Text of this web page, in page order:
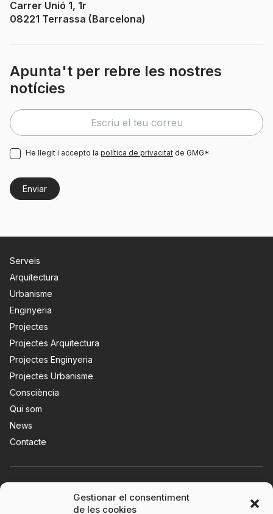
Gestionar el consentiment
de les cookies
Carrer Unió 1, 1r
08221 Terrassa (Barcelona)
Apunta't per rebre les nostres
notícies
He llegit i accepto la política de privacitat de GMG*
Serveis
Arquitectura
Urbanisme
Enginyeria
Projectes
Projectes Arquitectura
Projectes Enginyeria
Projectes Urbanisme
Consciència
Qui som
News
Contacte